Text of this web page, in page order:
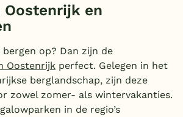
Oostenrijk en
op? Dan zijn de
Oostenrijk perfect. Gelegen in het
berglandschap, zijn deze
zowel zomer- als wintervakanties.
in de regio’s